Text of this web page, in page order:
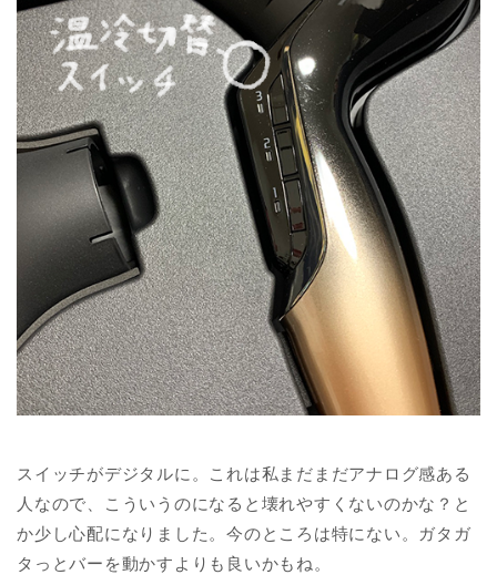
スイッチがデジタルに。これは私まだまだアナログ感ある
人なので、こういうのになると壊れやすくないのかな？と
か少し心配になりました。今のところは特にない。ガタガ
タっとバーを動かすよりも良いかもね。